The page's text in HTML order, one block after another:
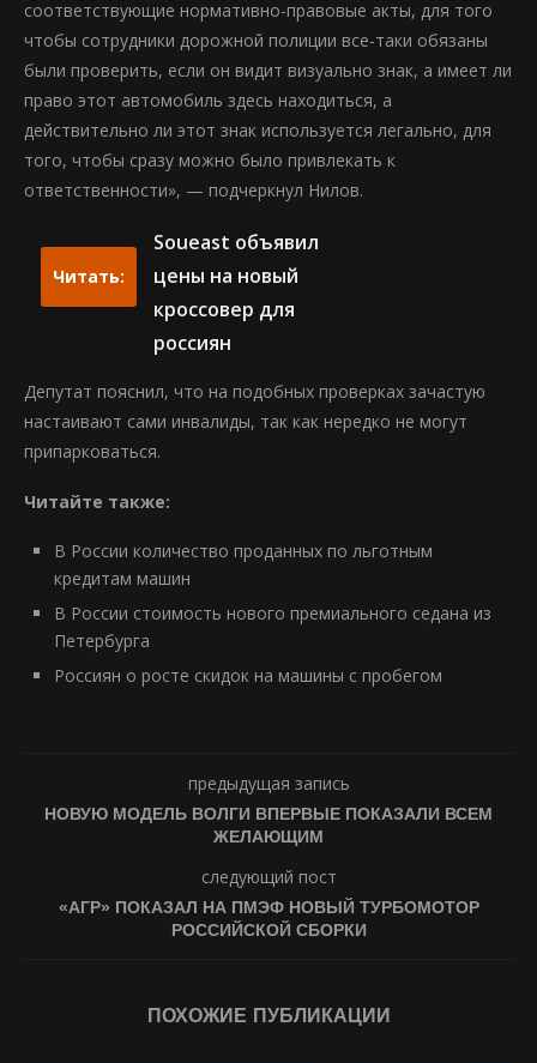
соответствующие нормативно-правовые акты, для того
чтобы сотрудники дорожной полиции все-таки обязаны
были проверить, если он видит визуально знак, а имеет ли
право этот автомобиль здесь находиться, а
действительно ли этот знак используется легально, для
того, чтобы сразу можно было привлекать к
ответственности», — подчеркнул Нилов.
Читать:
Soueast объявил
цены на новый
кроссовер для
россиян
Депутат пояснил, что на подобных проверках зачастую
настаивают сами инвалиды, так как нередко не могут
припарковаться.
Читайте также:
В России количество проданных по льготным
кредитам машин
В России стоимость нового премиального седана из
Петербурга
Россиян о росте скидок на машины с пробегом
предыдущая запись
НОВУЮ МОДЕЛЬ ВОЛГИ ВПЕРВЫЕ ПОКАЗАЛИ ВСЕМ
ЖЕЛАЮЩИМ
следующий пост
«АГР» ПОКАЗАЛ НА ПМЭФ НОВЫЙ ТУРБОМОТОР
РОССИЙСКОЙ СБОРКИ
ПОХОЖИЕ ПУБЛИКАЦИИ